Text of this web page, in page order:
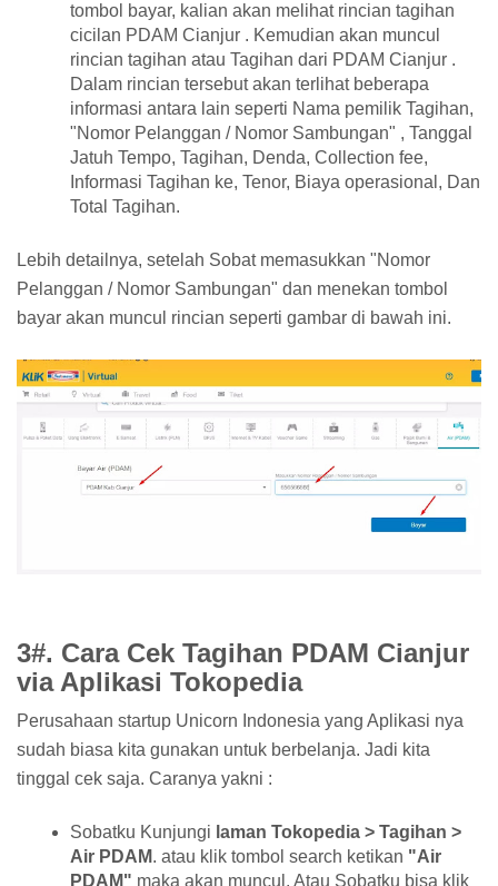
tombol bayar, kalian akan melihat rincian tagihan
cicilan PDAM Cianjur . Kemudian akan muncul
rincian tagihan atau Tagihan dari PDAM Cianjur .
Dalam rincian tersebut akan terlihat beberapa
informasi antara lain seperti Nama pemilik Tagihan,
"Nomor Pelanggan / Nomor Sambungan" , Tanggal
Jatuh Tempo, Tagihan, Denda, Collection fee,
Informasi Tagihan ke, Tenor, Biaya operasional, Dan
Total Tagihan.
Lebih detailnya, setelah Sobat memasukkan "Nomor
Pelanggan / Nomor Sambungan" dan menekan tombol
bayar akan muncul rincian seperti gambar di bawah ini.
3#. Cara Cek Tagihan PDAM Cianjur
via Aplikasi Tokopedia
Perusahaan startup Unicorn Indonesia yang Aplikasi nya
sudah biasa kita gunakan untuk berbelanja. Jadi kita
tinggal cek saja. Caranya yakni :
Sobatku Kunjungi laman Tokopedia > Tagihan >
Air PDAM. atau klik tombol search ketikan "Air
PDAM" maka akan muncul. Atau Sobatku bisa klik